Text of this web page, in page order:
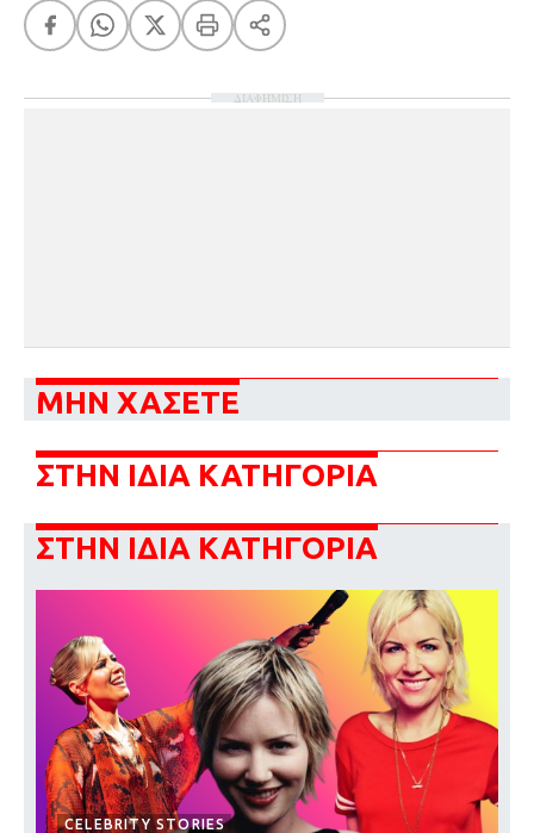
ΔΙΑΦΗΜΙΣΗ
ΜΗΝ ΧΑΣΕΤΕ
ΣΤΗΝ ΙΔΙΑ ΚΑΤΗΓΟΡΙΑ
ΣΤΗΝ ΙΔΙΑ ΚΑΤΗΓΟΡΙΑ
CELEBRITY STORIES